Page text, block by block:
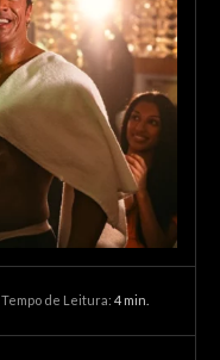
Tempo de Leitura: 4min.